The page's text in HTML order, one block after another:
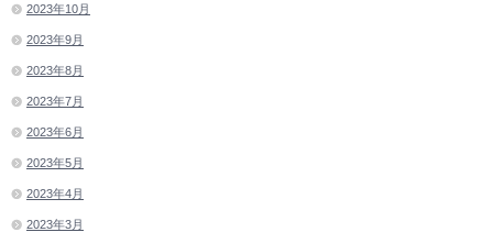
2023年10月
2023年9月
2023年8月
2023年7月
2023年6月
2023年5月
2023年4月
2023年3月